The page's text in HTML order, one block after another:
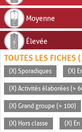
Moyenne
Élevée
TOUTES LES FICHES
(X) Sporadiques (X)
(X) Activités élaborées (>
(X) Grand groupe (> 100)
(X) Hors classe (X)